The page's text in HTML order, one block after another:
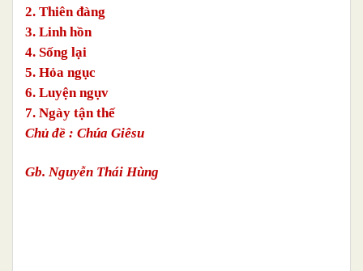
2. Thiên đàng
3. Linh hồn
4. Sống lại
5. Hỏa ngục
6. Luyện ngụv
7. Ngày tận thế
Chủ đề : Chúa Giêsu
Gb. Nguyễn Thái Hùng